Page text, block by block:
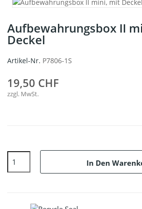
Aufbewahrungsbox II
Deckel
Artikel-Nr. P7806-1S
19,50 CHF
zzgl. MwSt.
In Den